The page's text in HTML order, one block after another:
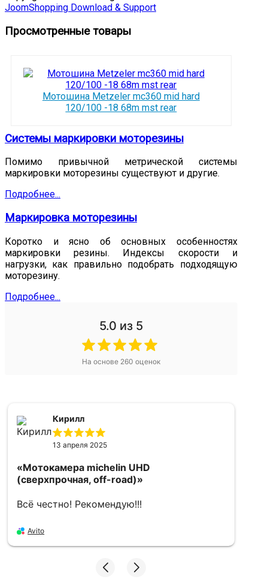
JoomShopping Download & Support
Просмотренные товары
Мотошина Metzeler mc360 mid hard
120/100 -18 68m mst rear
Системы маркировки моторезины
Помимо привычной метрической системы
маркировки моторезины существуют и другие.
Подробнее...
Маркировка моторезины
Коротко и ясно об основных особенностях
маркировки резины. Индексы скорости и
нагрузки, как правильно подобрать подходящую
моторезину.
Подробнее...
5.0 из 5
На основе 260 оценок
Кирилл
13 апреля 2025
«Мотокамера michelin UHD
(сверхпрочная, off-road)»
Всё честно! Рекомендую!!!
Avito